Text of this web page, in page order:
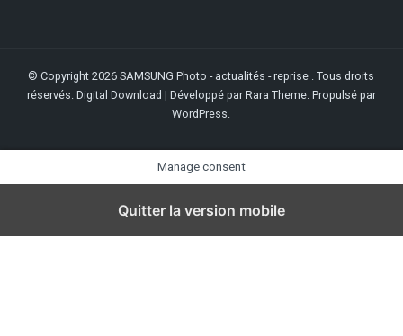
© Copyright 2026SAMSUNG Photo - actualités - reprise . Tous droits
réservés. Digital Download | Développé par Rara Theme . Propulsé par
WordPress
Manage consent
Quitter la version mobile